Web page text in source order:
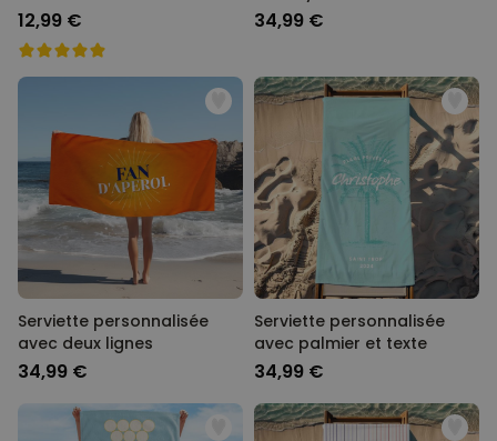
12,99 € 34,99 €
Serviette personnalisée
avec deux lignes
34,99 €
Serviette personnalisée
avec palmier et texte
34,99 €